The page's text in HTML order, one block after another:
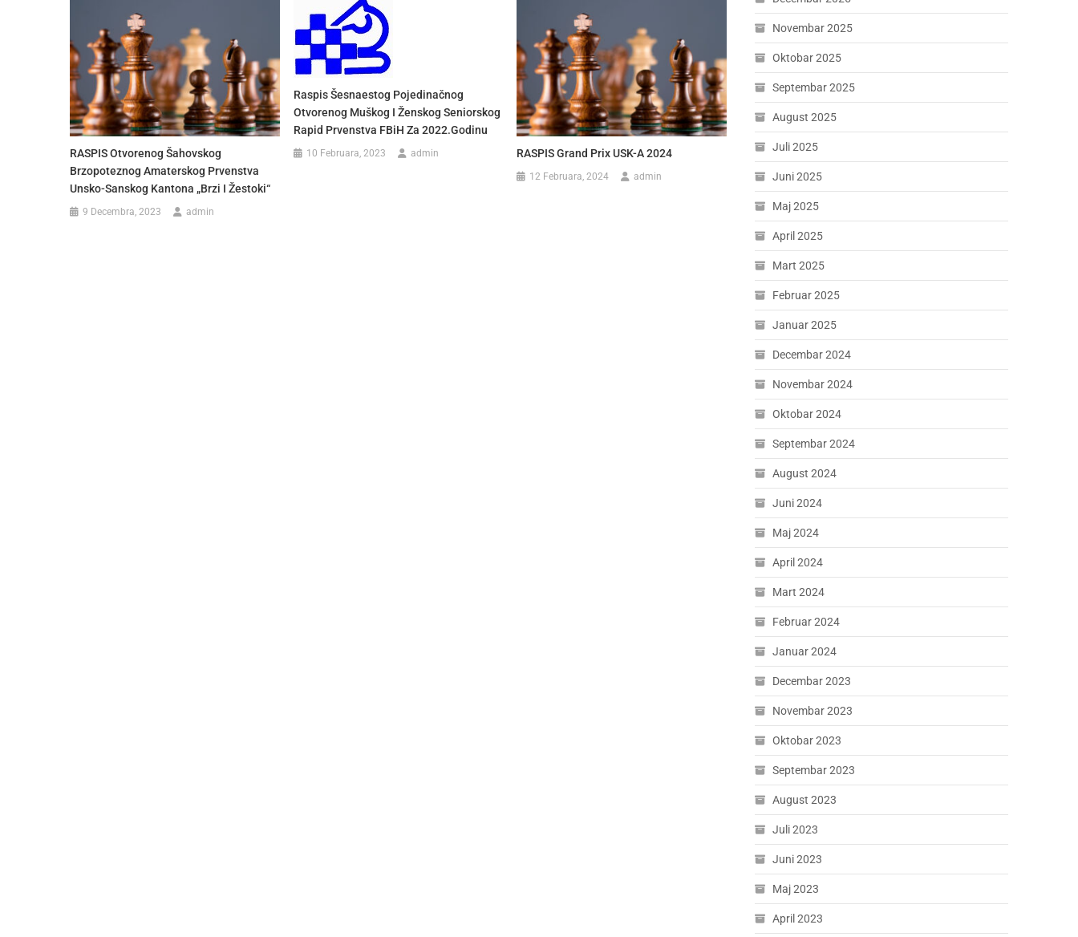
RASPIS Otvorenog Šahovskog
Brzopoteznog Amaterskog Prvenstva
Unsko-Sanskog Kantona „Brzi I Žestoki“
9 Decembra, 2023 admin
Raspis Šesnaestog Pojedinačnog
Otvorenog Muškog I Ženskog Seniorskog
Rapid Prvenstva FBiH Za 2022.godinu
10 Februara, 2023 admin RASPIS Grand Prix USK-A 2024
12 Februara, 2024 admin
Novembar 2025
Oktobar 2025
Septembar 2025
August 2025
Juli 2025
Juni 2025
Maj 2025
April 2025
Mart 2025
Februar 2025
Januar 2025
Decembar 2024
Novembar 2024
Oktobar 2024
Septembar 2024
August 2024
Juni 2024
Maj 2024
April 2024
Mart 2024
Februar 2024
Januar 2024
Decembar 2023
Novembar 2023
Oktobar 2023
Septembar 2023
August 2023
Juli 2023
Juni 2023
Maj 2023
April 2023